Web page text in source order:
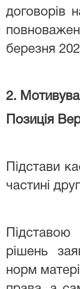
договорів
березня
2.
Позиція
Підстави
частині
рішень
норм